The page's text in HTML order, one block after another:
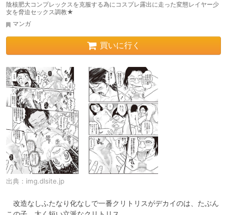
陰核肥大コンプレックスを克服する為にコスプレ露出に走った変態レイヤー少
女を脅迫セックス調教★
マンガ
買いに行く
出典： img.dlsite.jp
改造なしふたなり化なしで一番クリトリスがデカイのは、たぶん